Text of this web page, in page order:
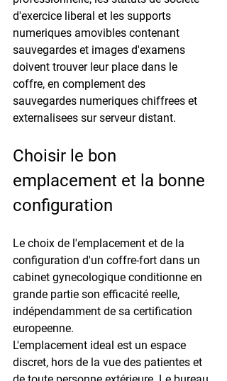
d'exercice liberal et les supports
numeriques amovibles contenant
sauvegardes et images d'examens
doivent trouver leur place dans le
coffre, en complement des
sauvegardes numeriques chiffrees et
externalisees sur serveur distant.
Choisir le bon
emplacement et la bonne
configuration
Le choix de l'emplacement et de la
configuration d'un coffre-fort dans un
cabinet gynecologique conditionne en
grande partie son efficacité reelle,
indépendamment de sa certification
europeenne.
L'emplacement ideal est un espace
discret, hors de la vue des patientes et